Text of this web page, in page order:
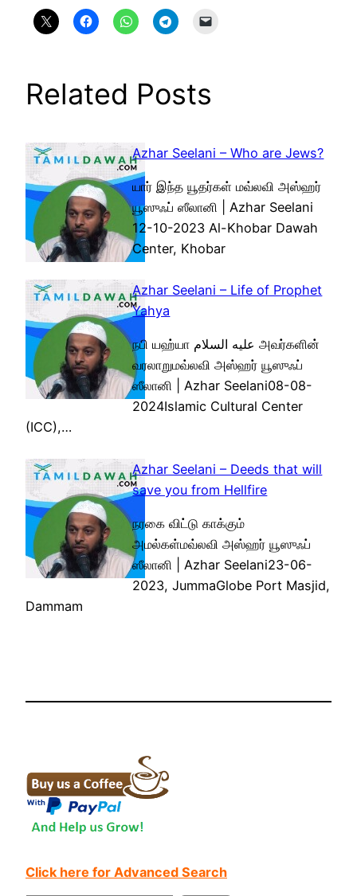
Related Posts
Azhar Seelani – Who are Jews?
யார் இந்த யூதர்கள் மவ்லவி அஸ்ஹர்
யூஸுஃப் ஸீலானி | Azhar Seelani
12-10-2023 Al-Khobar Dawah
Center, Khobar
Azhar Seelani – Life of Prophet
Yahya
நபி யஹ்யா عليه السلام அவர்களின்
வரலாறுமவ்லவி அஸ்ஹர் யூஸுஃப்
ஸீலானி | Azhar Seelani08-08-
2024Islamic Cultural Center
(ICC),…
Azhar Seelani – Deeds that will
save you from Hellfire
நரகை விட்டு காக்கும்
அமல்கள்மவ்லவி அஸ்ஹர் யூஸுஃப்
ஸீலானி | Azhar Seelani23-06-
2023, JummaGlobe Port Masjid,
Dammam
Click here for Advanced Search